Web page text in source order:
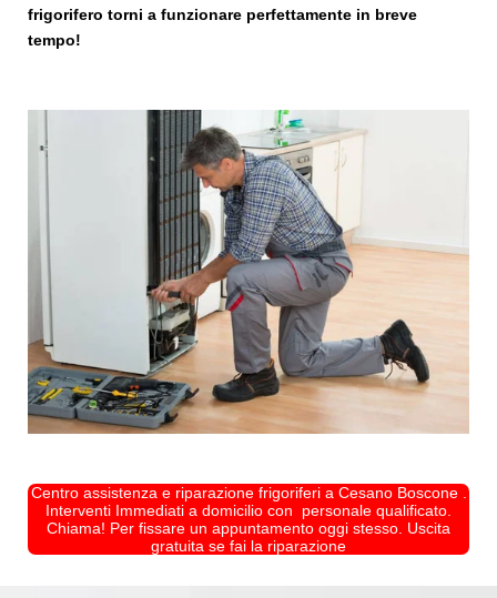
frigorifero torni a funzionare perfettamente in breve
tempo!
Centro assistenza e riparazione frigoriferi a Cesano Boscone .
Interventi Immediati a domicilio con personale qualificato.
Chiama! Per fissare un appuntamento oggi stesso. Uscita
gratuita se fai la riparazione